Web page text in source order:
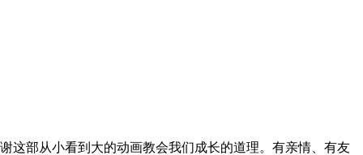
这部从小看到大的动画教会我们成长的道理。有亲情、有友